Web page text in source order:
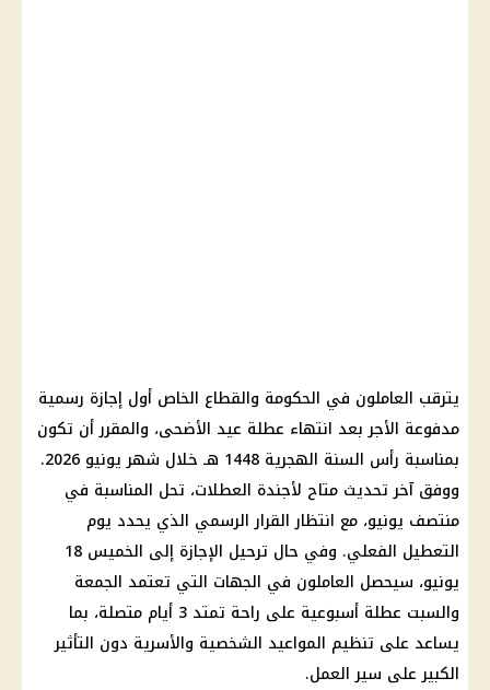
يترقب العاملون في الحكومة والقطاع الخاص أول إجازة رسمية
مدفوعة الأجر بعد انتهاء عطلة عيد الأضحى، والمقرر أن تكون
بمناسبة رأس السنة الهجرية 1448 هـ خلال شهر يونيو 2026.
ووفق آخر تحديث متاح لأجندة العطلات، تحل المناسبة في
منتصف يونيو، مع انتظار القرار الرسمي الذي يحدد يوم
التعطيل الفعلي. وفي حال ترحيل الإجازة إلى الخميس 18
يونيو، سيحصل العاملون في الجهات التي تعتمد الجمعة
والسبت عطلة أسبوعية على راحة تمتد 3 أيام متصلة، بما
يساعد على تنظيم المواعيد الشخصية والأسرية دون التأثير
الكبير على سير العمل.